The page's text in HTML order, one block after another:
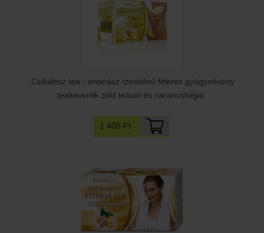
Cellulitisz tea - ananász ízesítésű filteres gyógynövény
teakeverék zöld teával és narancshéjjal
1 405 Ft